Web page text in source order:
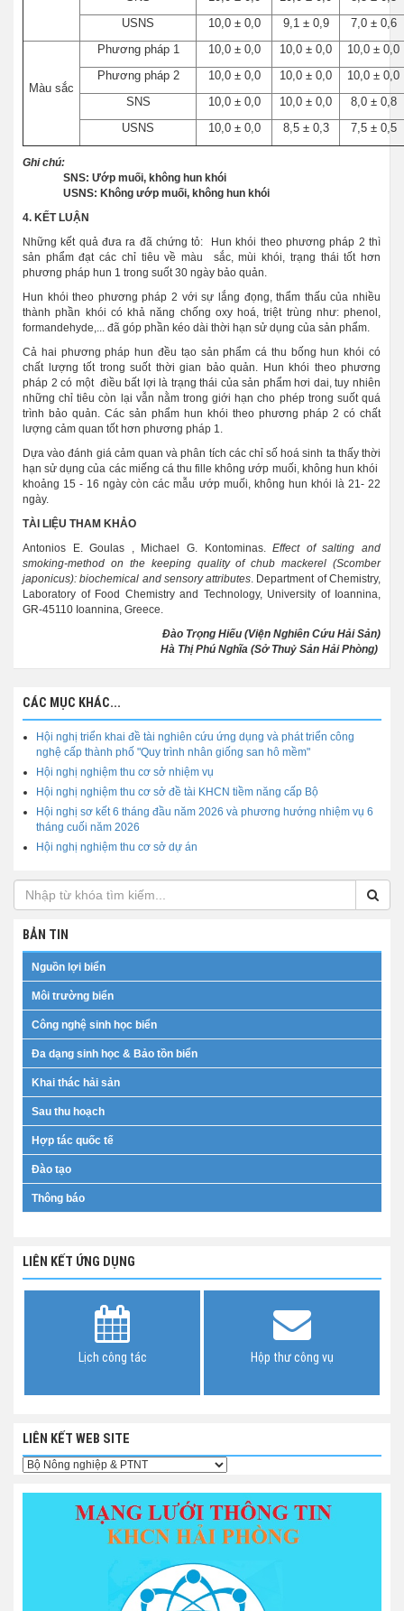
USNS
10,0 ± 0,0 9,1 ± 0,9 7,0 ± 0,6
Màu sắc
Phương pháp 1 10,0 ± 0,0 10,0 ± 0,0
10,0 ± 0,0
Phương pháp 2
10,0 ± 0,0 10,0 ± 0,0
10,0 ± 0,0
SNS
10,0 ± 0,0 10,0 ± 0,0
8,0 ± 0,8
USNS
10,0 ± 0,0 8,5 ± 0,3 7,5 ± 0,5
Ghi chú:
SNS: Ướp muối, không hun khói
USNS: Không ướp muối, không hun khói
4. KẾT LUẬN
Những kết quả đưa ra đã chứng tỏ: Hun khói theo phương pháp 2 thì
sản phẩm đạt các chỉ tiêu về màu sắc, mùi khói, trạng thái tốt hơn
phương pháp hun 1 trong suốt 30 ngày bảo quản.
Hun khói theo phương pháp 2 với sự lắng đọng, thẩm thấu của nhiều
thành phần khói có khả năng chống oxy hoá, triệt trùng như: phenol,
formandehyde,... đã góp phần kéo dài thời hạn sử dụng của sản phẩm.
Cả hai phương pháp hun đều tạo sản phẩm cá thu bống hun khói có
chất lượng tốt trong suốt thời gian bảo quản. Hun khói theo phương
pháp 2 có một điều bất lợi là trạng thái của sản phẩm hơi dai, tuy nhiên
những chỉ tiêu còn lại vẫn nằm trong giới hạn cho phép trong suốt quá
trình bảo quản. Các sản phẩm hun khói theo phương pháp 2 có chất
lượng cảm quan tốt hơn phương pháp 1.
Dựa vào đánh giá cảm quan và phân tích các chỉ số hoá sinh ta thấy thời
hạn sử dụng của các miếng cá thu fille không ướp muối, không hun khói
khoảng 15 - 16 ngày còn các mẫu ướp muối, không hun khói là 21- 22
ngày.
TÀI LIỆU THAM KHẢO
Antonios E. Goulas , Michael G. Kontominas.Effect of salting and
smoking-method on the keeping quality of chub mackerel (Scomber
japonicus): biochemical and sensory attributes. Department of Chemistry,
Laboratory of Food Chemistry and Technology, University of Ioannina,
GR-45110 Ioannina, Greece.
Đào Trọng Hiếu (Viện Nghiên Cứu Hải Sản)
Hà Thị Phú Nghĩa (Sở Thuỷ Sản Hải Phòng)
CÁC MỤC KHÁC...
Hội nghị triển khai đề tài nghiên cứu ứng dụng và phát triển công
nghệ cấp thành phố "Quy trình nhân giống san hô mềm"
Hội nghị nghiệm thu cơ sở nhiệm vụ
Hội nghị nghiệm thu cơ sở đề tài KHCN tiềm năng cấp Bộ
Hội nghị sơ kết 6 tháng đầu năm 2026 và phương hướng nhiệm vụ 6
tháng cuối năm 2026
Hội nghị nghiệm thu cơ sở dự án
BẢN TIN
Nguồn lợi biển
Môi trường biển
Công nghệ sinh học biển
Đa dạng sinh học & Bảo tồn biển
Khai thác hải sản
Sau thu hoạch
Hợp tác quốc tế
Đào tạo
Thông báo
LIÊN KẾT ỨNG DỤNG
Lịch công tác Hộp thư công vụ
LIÊN KẾT WEB SITE